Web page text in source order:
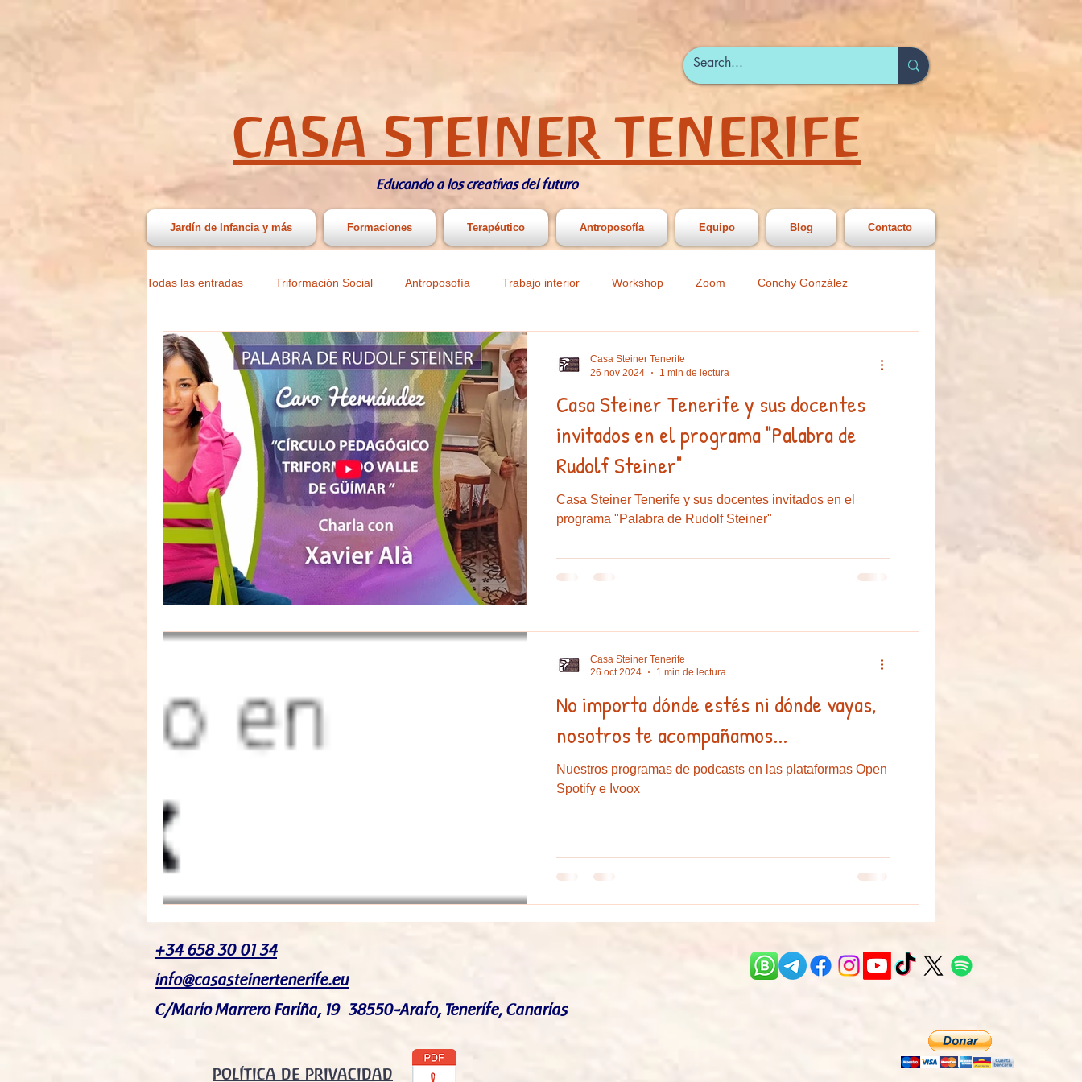
CASA STEINER TENERIFE
Educando a los creativas del futuro
Jardín de Infancia y más Formaciones Terapéutico Antroposofía Equipo Blog Contacto
Todas las entradas Triformación Social Antroposofía Trabajo interior Workshop Zoom Conchy González
Patrocinio Difusión Podcast Actividades infantiles y juveniles
Arte Eventos Alfombra de sal Educación Artesanía Euritmia Elisa Betancor campamento de verano
Casa Steiner Tenerife y sus docentes
invitados en el programa "Palabra de
Rudolf Steiner"
Casa Steiner Tenerife y sus docentes invitados en el
programa "Palabra de Rudolf Steiner"
Casa Steiner Tenerife
26 nov 2024
1 min de lectura
No importa dónde estés ni dónde vayas,
nosotros te acompañamos...
Nuestros programas de podcasts en las plataformas Open
Spotify e Ivoox
Casa Steiner Tenerife
26 oct 2024
1 min de lectura
+34 658 30 01 34
info@casasteinertenerife.eu
C/Mario Marrero Fariña, 19 38550-Arafo, Tenerife, Canarias
POLÍTICA DE PRIVACIDAD